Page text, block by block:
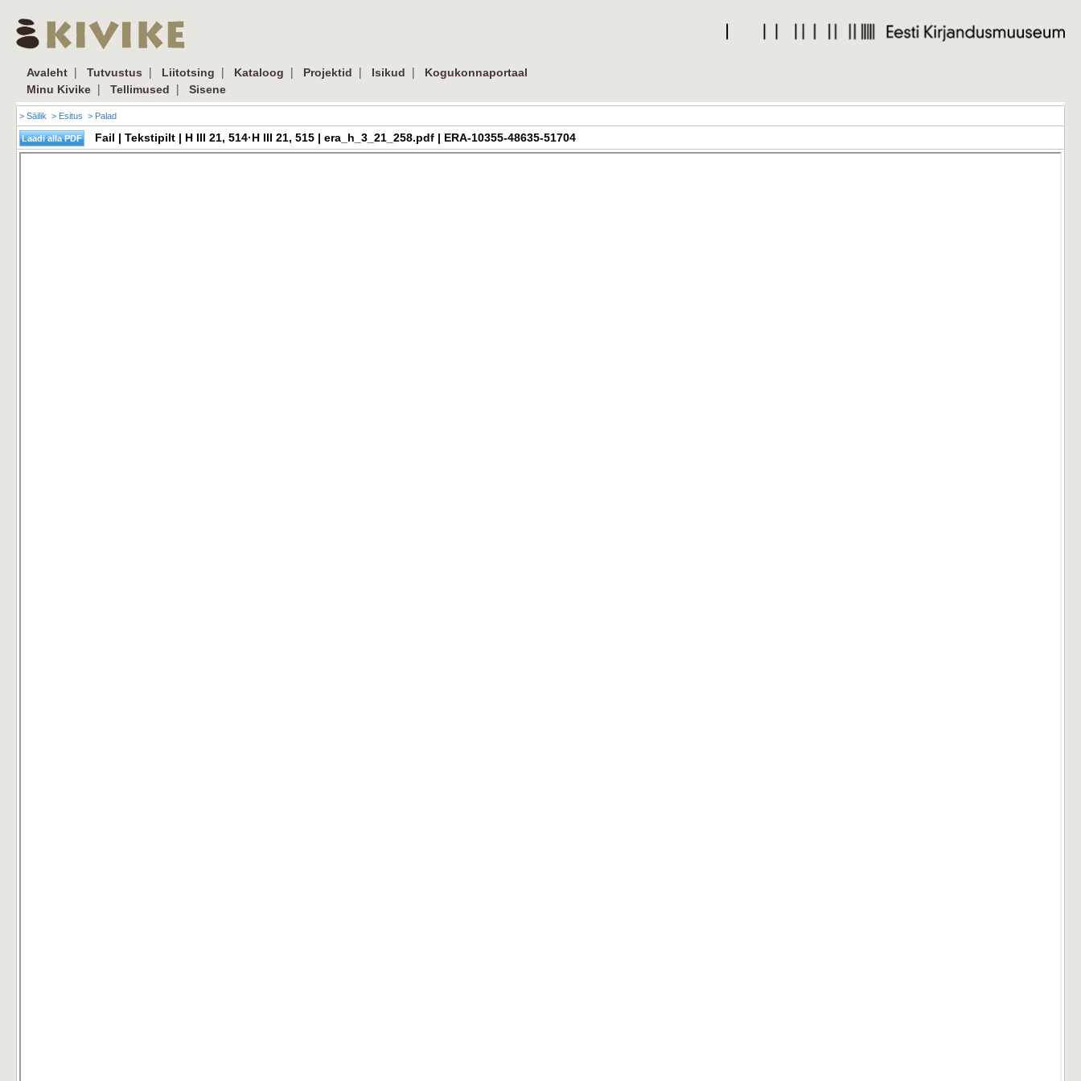
Avaleht | Tutvustus | Liitotsing | Kataloog | Projektid | Isikud |
Kogukonnaportaal
Minu Kivike | Tellimused | Sisene
> Säilik > Esitus > Palad
Fail | Tekstipilt | H III 21, 514·H III 21, 515 | era_h_3_21_258.pdf | ERA-10355-48635-51704